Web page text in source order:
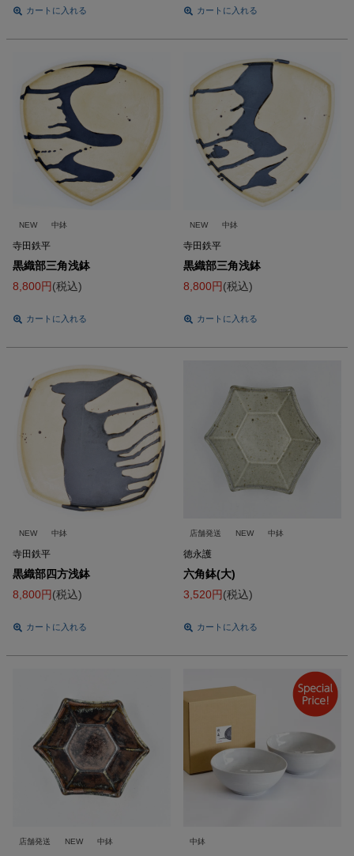
カートに入れる カートに入れる
NEW 中鉢
寺田鉄平
黒織部三角浅鉢
8,800
税込
カートに入れる
NEW 中鉢
寺田鉄平
黒織部三角浅鉢
8,800
税込
カートに入れる
NEW 中鉢
寺田鉄平
黒織部四方浅鉢
8,800
税込
カートに入れる
店舗発送 NEW 中鉢
徳永護
六角鉢(大)
3,520
税込
カートに入れる
店舗発送 NEW 中鉢 中鉢